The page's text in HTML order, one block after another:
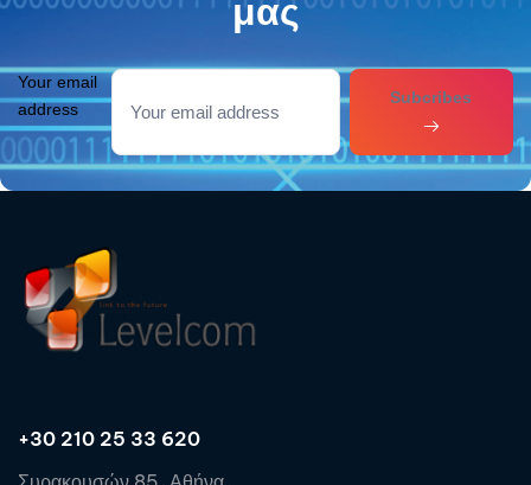
μας
Your email
address
Subcribes
+30 210 25 33 620